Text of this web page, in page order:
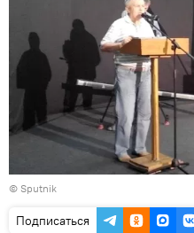
© Sputnik
Подписаться